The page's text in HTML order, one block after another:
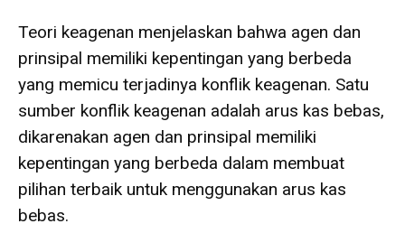
Teori keagenan menjelaskan bahwa agen dan
prinsipal memiliki kepentingan yang berbeda
yang memicu terjadinya konflik keagenan. Satu
sumber konflik keagenan adalah arus kas bebas,
dikarenakan agen dan prinsipal memiliki
kepentingan yang berbeda dalam membuat
pilihan terbaik untuk menggunakan arus kas
bebas.